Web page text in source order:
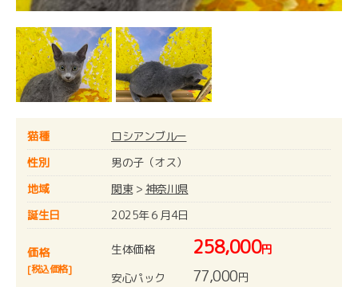
猫種
ロシアンブルー
性別
男の子（オス）
地域
関東> 神奈川県
誕生日
2025年６月4日
価格
[税込価格]
生体価格 258,000円
安心パック
77,000円